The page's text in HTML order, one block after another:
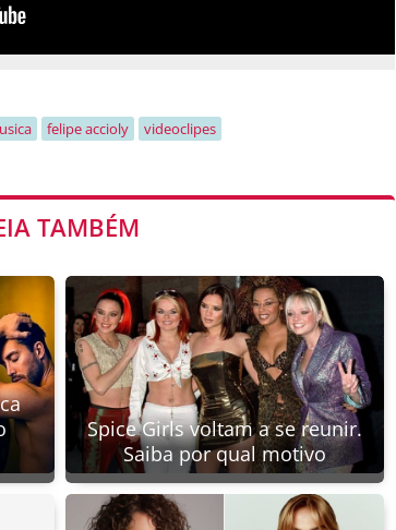
felipe accioly videoclipes
TAMBÉM
Spice Girls voltam a se reunir.
Saiba por qual motivo